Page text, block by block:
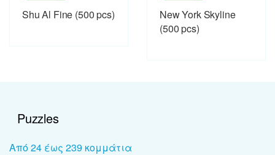
Shu Al Fine (500 pcs)
New York Skyline
(500 pcs)
Puzzles
Από 24 έως 239 κομμάτια